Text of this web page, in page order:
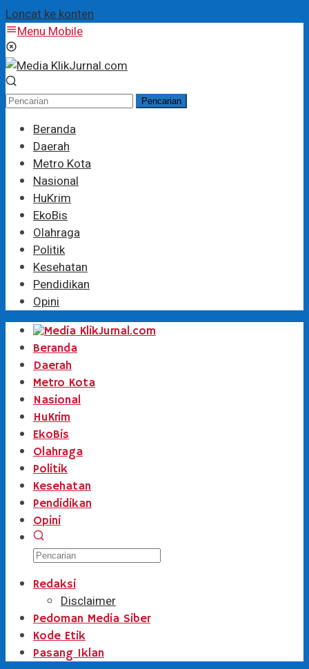
Loncat ke konten
Menu Mobile
Pencarian
Beranda
Daerah
Metro Kota
Nasional
HuKrim
EkoBis
Olahraga
Politik
Kesehatan
Pendidikan
Opini
Beranda
Daerah
Metro Kota
Nasional
HuKrim
EkoBis
Olahraga
Politik
Kesehatan
Pendidikan
Opini
Redaksi
Disclaimer
Pedoman Media Siber
Kode Etik
Pasang Iklan